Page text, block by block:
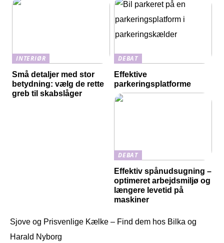
INTERIØR
Små detaljer med stor
betydning: vælg de rette
greb til skabslåger
DEBAT
Effektive
parkeringsplatforme
DEBAT
Effektiv spånudsugning –
optimeret arbejdsmiljø og
længere levetid på
maskiner
Sjove og Prisvenlige Kælke – Find dem hos Bilka og
Harald Nyborg